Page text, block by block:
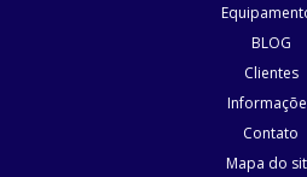
Agitador Magnético Digital com
Agitador Magnético Digital com
BLOG
Clientes
Contato
Mapa do